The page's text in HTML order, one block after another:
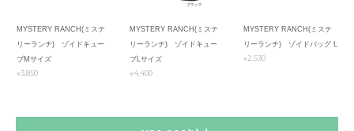
MYSTERY RANCH(ミステ
リーランチ) ゾイドキュー
ブMサイズ
¥3,850
MYSTERY RANCH(ミステ
リーランチ) ゾイドキュー
ブLサイズ
¥4,400
MYSTERY RANCH(ミステ
リーランチ) ゾイドバッグ L
¥2,530